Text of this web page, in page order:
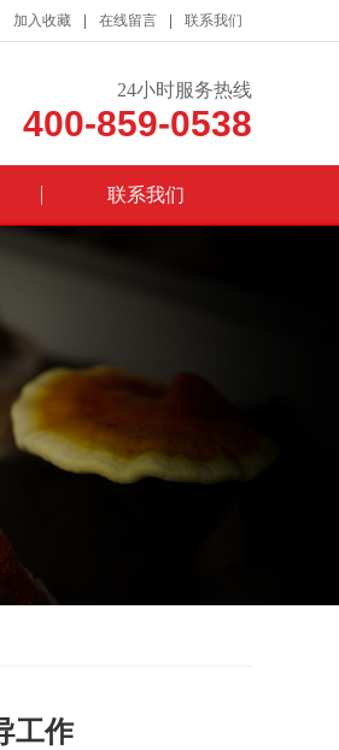
加入收藏 在线留言 联系我们
24小时服务热线
400-859-0538
联系我们
工作